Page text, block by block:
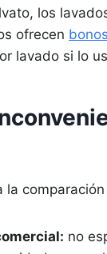
los
ofrecen
lavado si lo
la
no